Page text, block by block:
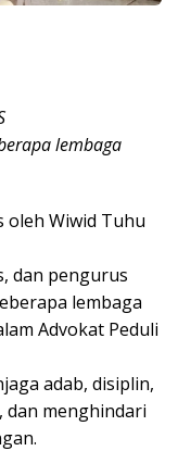
lembaga
oleh Wiwid Tuhu
dan pengurus
lembaga
Advokat Peduli
adab, disiplin,
dan menghindari